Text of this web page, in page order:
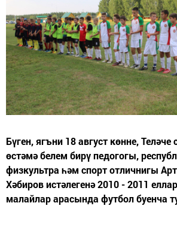
Бүген, ягъни 18 август көнне,
өстәмә белем бирү педогогы,
физкультра һәм спорт отличнигы
Хәбиров истәлегенә 2010 - 2011
малайлар арасында футбол буенча